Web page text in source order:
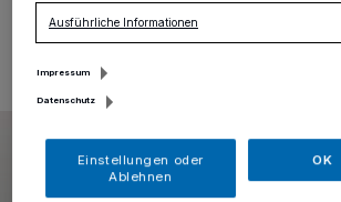
Ausführliche Informationen
Impressum
Datenschutz
Einstellungen oder
Ablehnen
OK